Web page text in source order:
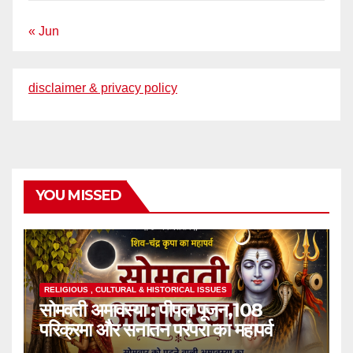
« Jun
disclaimer & privacy policy
YOU MISSED
RELIGIOUS , CULTURAL & HISTORICAL ISSUES
सोमवती अमावस्या : पीपल पूजन,108
परिक्रमा और सनातन परंपरा का महापर्व